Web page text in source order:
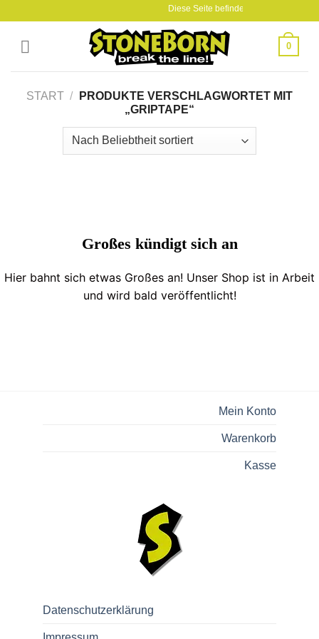
content
Diese Seite befindet sich gerade im
0
START /
PRODUKTE VERSCHLAGWORTET MIT
„GRIPTAPE“
Großes kündigt sich an
Hier bahnt sich etwas Großes an! Unser Shop ist in Arbeit
und wird bald veröffentlicht!
Mein Konto
Warenkorb
Kasse
Datenschutzerklärung